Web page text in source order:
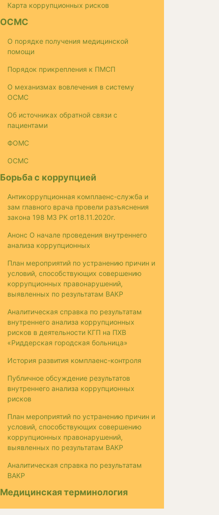
Карта коррупционных рисков
ОСМС
О порядке получения медицинской
помощи
Порядок прикрепления к ПМСП
О механизмах вовлечения в систему
ОСМС
Об источниках обратной связи с
пациентами
ФОМС
ОСМС
Борьба с коррупцией
Антикоррупционная комплаенс-служба и
зам главного врача провели разъяснения
закона 198 МЗ РК от18.11.2020г.
Анонс О начале проведения внутреннего
анализа коррупционных
План мероприятий по устранению причин и
условий, способствующих совершению
коррупционных правонарушений,
выявленных по результатам ВАКР
Аналитическая справка по результатам
внутреннего анализа коррупционных
рисков в деятельности КГП на ПХВ
«Риддерская городская больница»
История развития комплаенс-контроля
Публичное обсуждение результатов
внутреннего анализа коррупционных
рисков
План мероприятий по устранению причин и
условий, способствующих совершению
коррупционных правонарушений,
выявленных по результатам ВАКР
Аналитическая справка по результатам
ВАКР
Медицинская терминология